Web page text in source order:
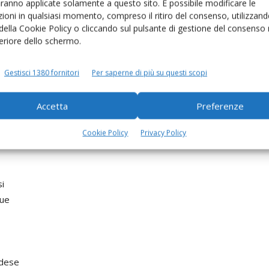
applicate solamente a questo sito. È possibile modificare le
in qualsiasi momento, compreso il ritiro del consenso,
Cookie Policy o cliccando sul pulsante di gestione del consenso
dello schermo.
Gestisci 1380 fornitori Per saperne di più su questi scopi
Accetta Preferenze
Cookie Policy Privacy Policy
che segnerà la fine del regime quote latte,